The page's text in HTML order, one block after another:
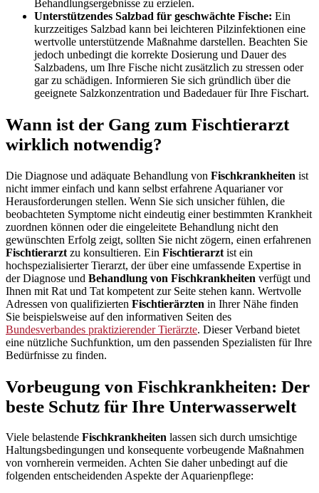
Behandlungsergebnisse zu erzielen.
Unterstützendes Salzbad für geschwächte Fische: Ein
kurzzeitiges Salzbad kann bei leichteren Pilzinfektionen eine
wertvolle unterstützende Maßnahme darstellen. Beachten Sie
jedoch unbedingt die korrekte Dosierung und Dauer des
Salzbadens, um Ihre Fische nicht zusätzlich zu stressen oder
gar zu schädigen. Informieren Sie sich gründlich über die
geeignete Salzkonzentration und Badedauer für Ihre Fischart.
Wann ist der Gang zum Fischtierarzt
wirklich notwendig?
Die Diagnose und adäquate Behandlung von Fischkrankheiten ist
nicht immer einfach und kann selbst erfahrene Aquarianer vor
Herausforderungen stellen. Wenn Sie sich unsicher fühlen, die
beobachteten Symptome nicht eindeutig einer bestimmten Krankheit
zuordnen können oder die eingeleitete Behandlung nicht den
gewünschten Erfolg zeigt, sollten Sie nicht zögern, einen erfahrenen
Fischtierarzt zu konsultieren. Ein Fischtierarzt ist ein
hochspezialisierter Tierarzt, der über eine umfassende Expertise in
der Diagnose und Behandlung von Fischkrankheiten verfügt und
Ihnen mit Rat und Tat kompetent zur Seite stehen kann. Wertvolle
Adressen von qualifizierten Fischtierärzten in Ihrer Nähe finden
Sie beispielsweise auf den informativen Seiten des
Bundesverbandes praktizierender Tierärzte. Dieser Verband bietet
eine nützliche Suchfunktion, um den passenden Spezialisten für Ihre
Bedürfnisse zu finden.
Vorbeugung von Fischkrankheiten: Der
beste Schutz für Ihre Unterwasserwelt
Viele belastende Fischkrankheiten lassen sich durch umsichtige
Haltungsbedingungen und konsequente vorbeugende Maßnahmen
von vornherein vermeiden. Achten Sie daher unbedingt auf die
folgenden entscheidenden Aspekte der Aquarienpflege: